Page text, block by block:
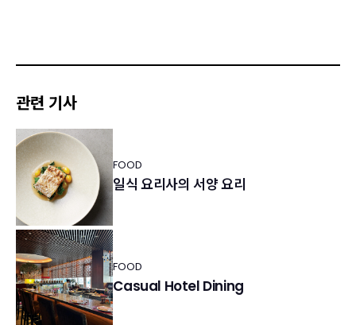
관련 기사
FOOD
일식 요리사의 서양 요리
FOOD
Casual Hotel Dining